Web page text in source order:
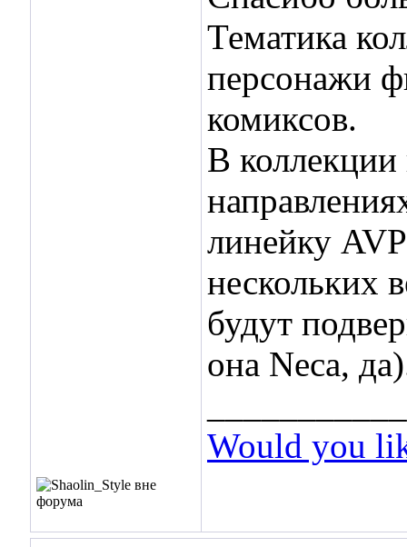
Тематика
персонажи
комиксов.
В коллекции
линейку
нескольких
будут
она Neca,
Would you